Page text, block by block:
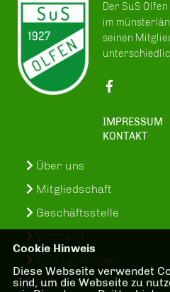
Der SuS
im
seinen
IMPRESSUM
KONTAKT
Über uns
Mitgliedschaft
Geschäftsstelle
Vorstand
Sportabzeichen
SuS-In-Treff
Cookie Hinweis
Diese Webseite verwendet
sind, um die Webseite zu